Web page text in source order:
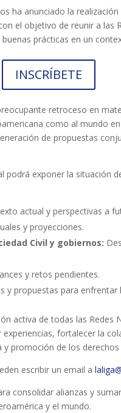
ha anunciado la
el objetivo de reunir a las
prácticas en un
INSCRÍBETE
retroceso en
como al mundo
de propuestas
podrá exponer la situación
actual y perspectivas a
y proyecciones.
Civil y gobiernos:
y retos pendientes.
y propuestas para enfrentar
activa de todas las Redes
fortalecer la
promoción de los
escribir un email a
consolidar alianzas y
y el mundo.